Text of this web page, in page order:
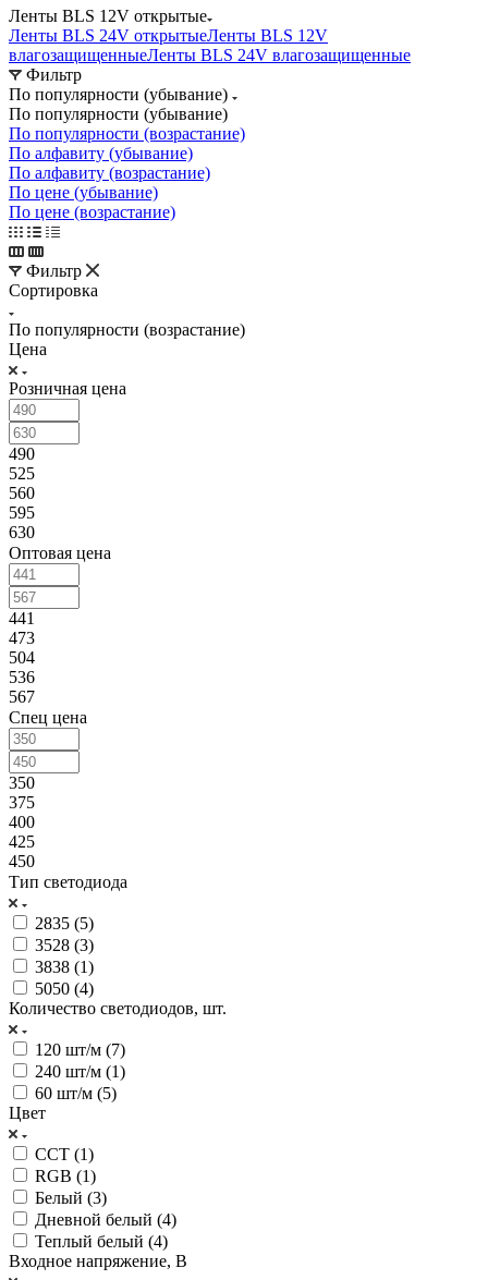
Ленты BLS 12V открытые
Ленты BLS 24V открытыеЛенты BLS 12V
влагозащищенныеЛенты BLS 24V влагозащищенные
Фильтр
По популярности (убывание)
По популярности (убывание)
По популярности (возрастание)
По алфавиту (убывание)
По алфавиту (возрастание)
По цене (убывание)
По цене (возрастание)
Фильтр
Сортировка
По популярности (возрастание)
Цена
Розничная цена
490
525
560
595
630
Оптовая цена
441
473
504
536
567
Спец цена
350
375
400
425
450
Тип светодиода
2835 (5)
3528 (3)
3838 (1)
5050 (4)
Количество светодиодов, шт.
120 шт/м (7)
240 шт/м (1)
60 шт/м (5)
Цвет
CCT (1)
RGB (1)
Белый (3)
Дневной белый (4)
Теплый белый (4)
Входное напряжение, В